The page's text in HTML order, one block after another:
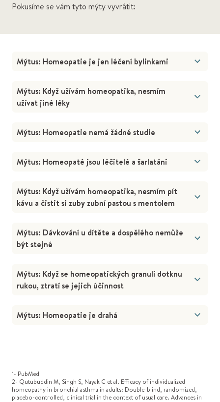
Pokusíme se vám tyto mýty vyvrátit:
Mýtus: Homeopatie je jen léčení bylinkami
Mýtus: Když užívám homeopatika, nesmím
užívat jiné léky
Mýtus: Homeopatie nemá žádné studie
Mýtus: Homeopaté jsou léčitelé a šarlatáni
Mýtus: Když užívám homeopatika, nesmím pít
kávu a čistit si zuby zubní pastou s mentolem
Mýtus: Dávkování u dítěte a dospělého nemůže
být stejné
Mýtus: Když se homeopatických granulí dotknu
rukou, ztratí se jejich účinnost
Mýtus: Homeopatie je drahá
1- PubMed
2- Qutubuddin M, Singh S, Nayak C et al. Efficacy of individualized
homeopathy in bronchial asthma in adults: Double-blind, randomized,
placebo-controlled, clinical trial in the context of usual care. Advances in